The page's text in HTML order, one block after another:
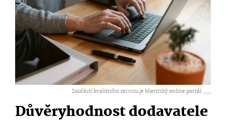
Součástí kvalitního servisu je klientský online portál. ,...
Důvěryhodnost dodavatele